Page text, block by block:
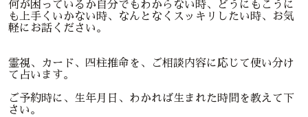
何が困っているか自分でもわからない時、どうにもこうに
も上手くいかない時、なんとなくスッキリしたい時、お気
軽にお話ください。
霊視、カード、四柱推命を、ご相談内容に応じて使い分け
て占います。
ご予約時に、生年月日、わかれば生まれた時間を教えて下
さい。